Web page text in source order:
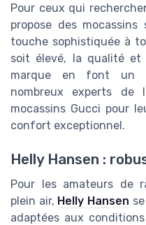
Pour ceux qui
propose des
touche sophistiquée à
soit élevé, la qualité
marque en font un
nombreux experts de
mocassins Gucci pour
confort exceptionnel.
Helly Hansen :
Pour les amateurs de
plein air, Helly Hansen
adaptées aux